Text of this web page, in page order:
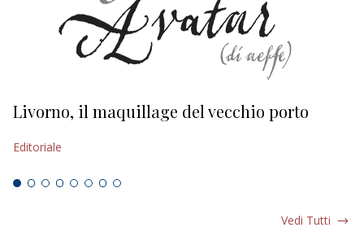
Livorno, il maquillage del vecchio porto
Editoriale
Vedi Tutti